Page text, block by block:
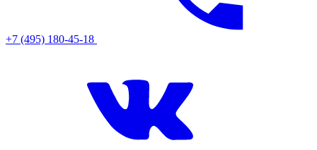
+7 (495) 180-45-18